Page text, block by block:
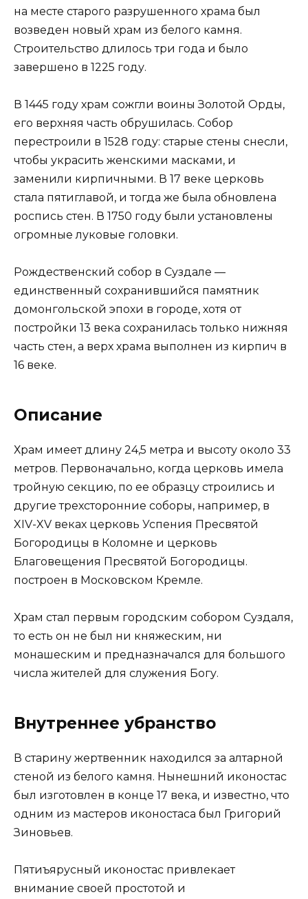
на месте старого разрушенного храма был
возведен новый храм из белого камня.
Строительство длилось три года и было
завершено в 1225 году.
В 1445 году храм сожгли воины Золотой Орды,
его верхняя часть обрушилась. Собор
перестроили в 1528 году: старые стены снесли,
чтобы украсить женскими масками, и
заменили кирпичными. В 17 веке церковь
стала пятиглавой, и тогда же была обновлена ​​
роспись стен. В 1750 году были установлены
огромные луковые головки.
Рождественский собор в Суздале —
единственный сохранившийся памятник
домонгольской эпохи в городе, хотя от
постройки 13 века сохранилась только нижняя
часть стен, а верх храма выполнен из кирпич в
16 веке.
Описание
Храм имеет длину 24,5 метра и высоту около 33
метров. Первоначально, когда церковь имела
тройную секцию, по ее образцу строились и
другие трехсторонние соборы, например, в
XIV-XV веках церковь Успения Пресвятой
Богородицы в Коломне и церковь
Благовещения Пресвятой Богородицы.
построен в Московском Кремле.
Храм стал первым городским собором Суздаля,
то есть он не был ни княжеским, ни
монашеским и предназначался для большого
числа жителей для служения Богу.
Внутреннее убранство
В старину жертвенник находился за алтарной
стеной из белого камня. Нынешний иконостас
был изготовлен в конце 17 века, и известно, что
одним из мастеров иконостаса был Григорий
Зиновьев.
Пятиъярусный иконостас привлекает
внимание своей простотой и